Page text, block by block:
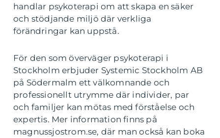
handlar psykoterapi om att skapa en säker
och stödjande miljö där verkliga
förändringar kan uppstå.
För den som överväger psykoterapi i
Stockholm erbjuder Systemic Stockholm AB
på Södermalm ett välkomnande och
professionellt utrymme där individer, par
och familjer kan mötas med förståelse och
expertis. Mer information finns på
magnussjostrom.se, där man också kan boka